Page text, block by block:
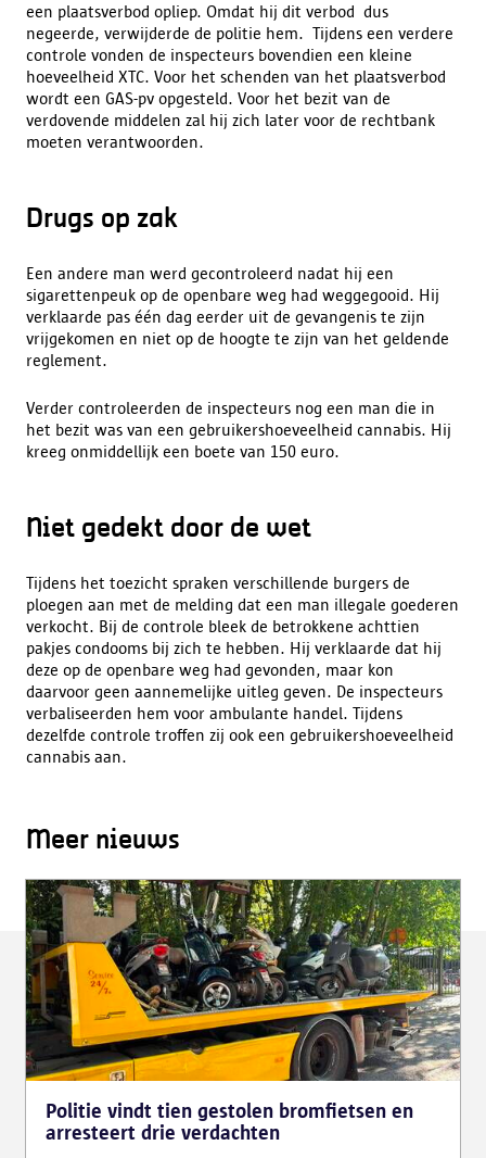
een plaatsverbod opliep. Omdat hij dit verbod dus
negeerde, verwijderde de politie hem. Tijdens een verdere
controle vonden de inspecteurs bovendien een kleine
hoeveelheid XTC. Voor het schenden van het plaatsverbod
wordt een GAS-pv opgesteld. Voor het bezit van de
verdovende middelen zal hij zich later voor de rechtbank
moeten verantwoorden.
Drugs op zak
Een andere man werd gecontroleerd nadat hij een
sigarettenpeuk op de openbare weg had weggegooid. Hij
verklaarde pas één dag eerder uit de gevangenis te zijn
vrijgekomen en niet op de hoogte te zijn van het geldende
reglement.
Verder controleerden de inspecteurs nog een man die in
het bezit was van een gebruikershoeveelheid cannabis. Hij
kreeg onmiddellijk een boete van 150 euro.
Niet gedekt door de wet
Tijdens het toezicht spraken verschillende burgers de
ploegen aan met de melding dat een man illegale goederen
verkocht. Bij de controle bleek de betrokkene achttien
pakjes condooms bij zich te hebben. Hij verklaarde dat hij
deze op de openbare weg had gevonden, maar kon
daarvoor geen aannemelijke uitleg geven. De inspecteurs
verbaliseerden hem voor ambulante handel. Tijdens
dezelfde controle troffen zij ook een gebruikershoeveelheid
cannabis aan.
Meer nieuws
Politie vindt tien gestolen bromfietsen en
arresteert drie verdachten